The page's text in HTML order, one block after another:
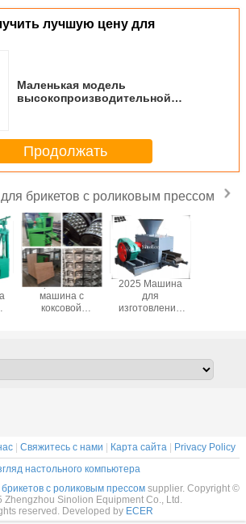
лучшую цену для
Маленькая модель
высокопроизводительной
Продолжать
брикетов с роликовым прессом
Брикетная
машина с
коксовой
2025 Машина
для
изготовления
соотношением
губки в порошке
| Свяжитесь с нами Карта сайта|
Privacy Policy
настольного компьютера
с роликовым прессом supplier. Copyright ©
Zhengzhou Sinolion Equipment Co., Ltd.
reserved. Developed by ECER